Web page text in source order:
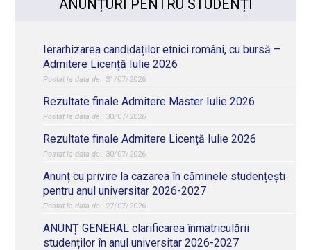
ANUNȚURI PENTRU STUDENȚI
Ierarhizarea candidaților etnici români, cu bursă –
Admitere Licență Iulie 2026
31/07/2026
Rezultate finale Admitere Master Iulie 2026
30/07/2026
Rezultate finale Admitere Licență Iulie 2026
30/07/2026
Anunț cu privire la cazarea în căminele studențești
pentru anul universitar 2026-2027
27/07/2026
ANUNȚ GENERAL clarificarea înmatriculării
studenților în anul universitar 2026-2027